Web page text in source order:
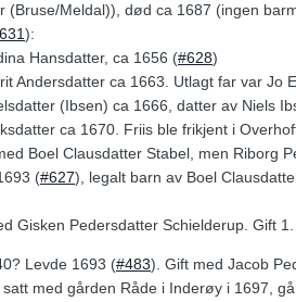
(Bruse/Meldal)), død ca 1687 (ingen
):
Hansdatter, ca 1656 (#628)
Andersdatter ca 1663. Utlagt far var
(Ibsen) ca 1666, datter av Niels
ca 1670. Friis ble frikjent i
Boel Clausdatter Stabel, men Riborg
(#627), legalt barn av Boel
Gisken Pedersdatter Schielderup. Gift
Levde 1693 (#483). Gift med Jacob
med gården Råde i Inderøy i 1697,